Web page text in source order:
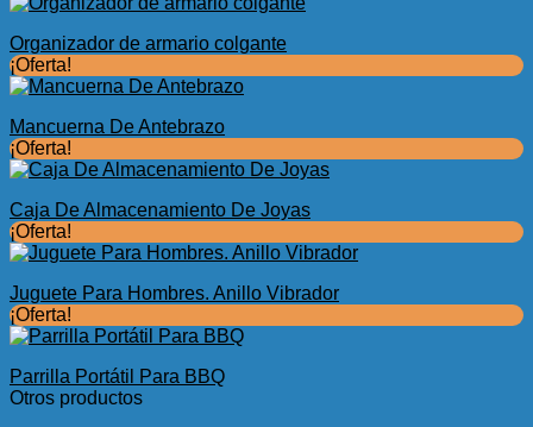
Organizador de armario colgante
¡Oferta!
Mancuerna De Antebrazo
¡Oferta!
Caja De Almacenamiento De Joyas
¡Oferta!
Juguete Para Hombres. Anillo Vibrador
¡Oferta!
Parrilla Portátil Para BBQ
Otros productos